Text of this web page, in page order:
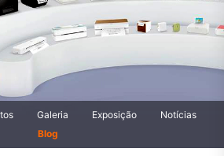
Galeria Exposição
Notícias
Blog